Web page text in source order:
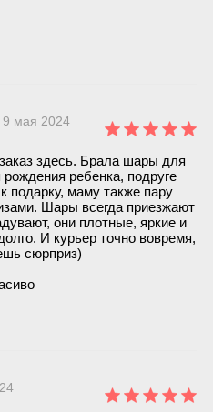
9 мая 2024
здесь. Брала шары для
ребенка, подруге
подарку, маму также пару
Шары всегда приезжают
они плотные, яркие и
И курьер точно вовремя,
сюрприз)